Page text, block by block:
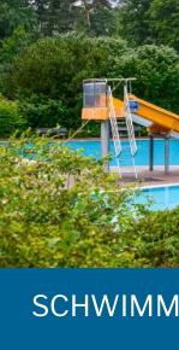
RATHAUS
BAUEN &
LEBEN IN
KULTUR